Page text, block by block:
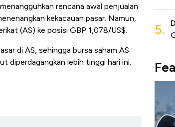
rencana awal penjualan
kekacauan pasar. Namun,
(AS) ke posisi GBP 1,078/US$.
di AS, sehingga bursa saham AS
diperdagangkan lebih tinggi hari ini.
5.